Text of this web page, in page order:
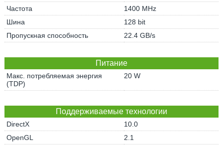
Частота
1400 MHz
Шина
128 bit
Пропускная способность
22.4 GB/s
Питание
Макс. потребляемая энергия
(TDP)
20 W
Поддерживаемые технологии
DirectX
10.0
OpenGL
2.1